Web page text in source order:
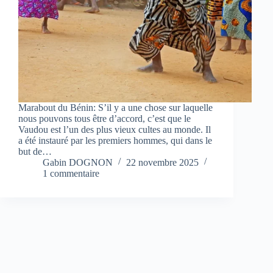
Marabout du Bénin: S’il y a une chose sur laquelle
nous pouvons tous être d’accord, c’est que le
Vaudou est l’un des plus vieux cultes au monde. Il
a été instauré par les premiers hommes, qui dans le
but de…
Gabin DOGNON
22 novembre 2025
1 commentaire